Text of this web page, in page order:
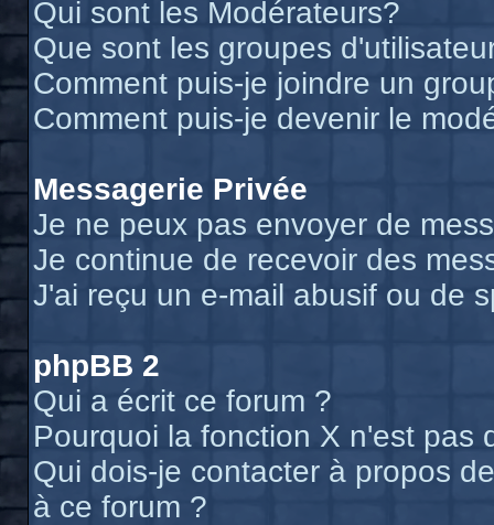
Qui sont les Modérateurs?
Que sont les groupes
Comment puis-je joindre un
Comment puis-je devenir le
Messagerie Privée
Je ne peux pas envoyer de
Je continue de recevoir des
J'ai reçu un e-mail abusif ou de
phpBB 2
Qui a écrit ce forum ?
Pourquoi la fonction X n'est pas
Qui dois-je contacter à propos
à ce forum ?